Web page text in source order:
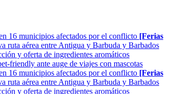
16 municipios afectados por el conflicto [Ferias
ruta aérea entre Antigua y Barbuda y Barbados
y oferta de ingredientes aromáticos
friendly ante auge de viajes con mascotas
16 municipios afectados por el conflicto [Ferias
ruta aérea entre Antigua y Barbuda y Barbados
y oferta de ingredientes aromáticos